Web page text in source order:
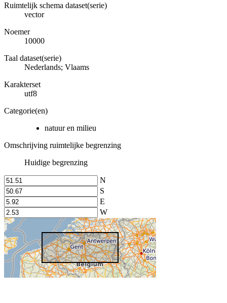
Ruimtelijk schema dataset(serie)
vector
Noemer
10000
Taal dataset(serie)
Nederlands; Vlaams
Karakterset
utf8
Categorie(en)
natuur en milieu
Omschrijving ruimtelijke begrenzing
Huidige begrenzing
N
S
E
W